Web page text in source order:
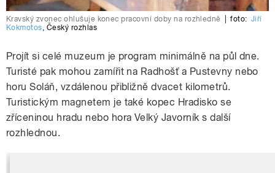
Kravský zvonec ohlušuje konec pracovní doby na rozhledně foto: Jiří
Kokmotos, Český rozhlas
Projít si celé muzeum je program minimálně na půl dne.
Turisté pak mohou zamířit na Radhošť a Pustevny nebo
horu Soláň, vzdálenou přibližně dvacet kilometrů.
Turistickým magnetem je také kopec Hradisko se
zříceninou hradu nebo hora Velký Javorník s další
rozhlednou.